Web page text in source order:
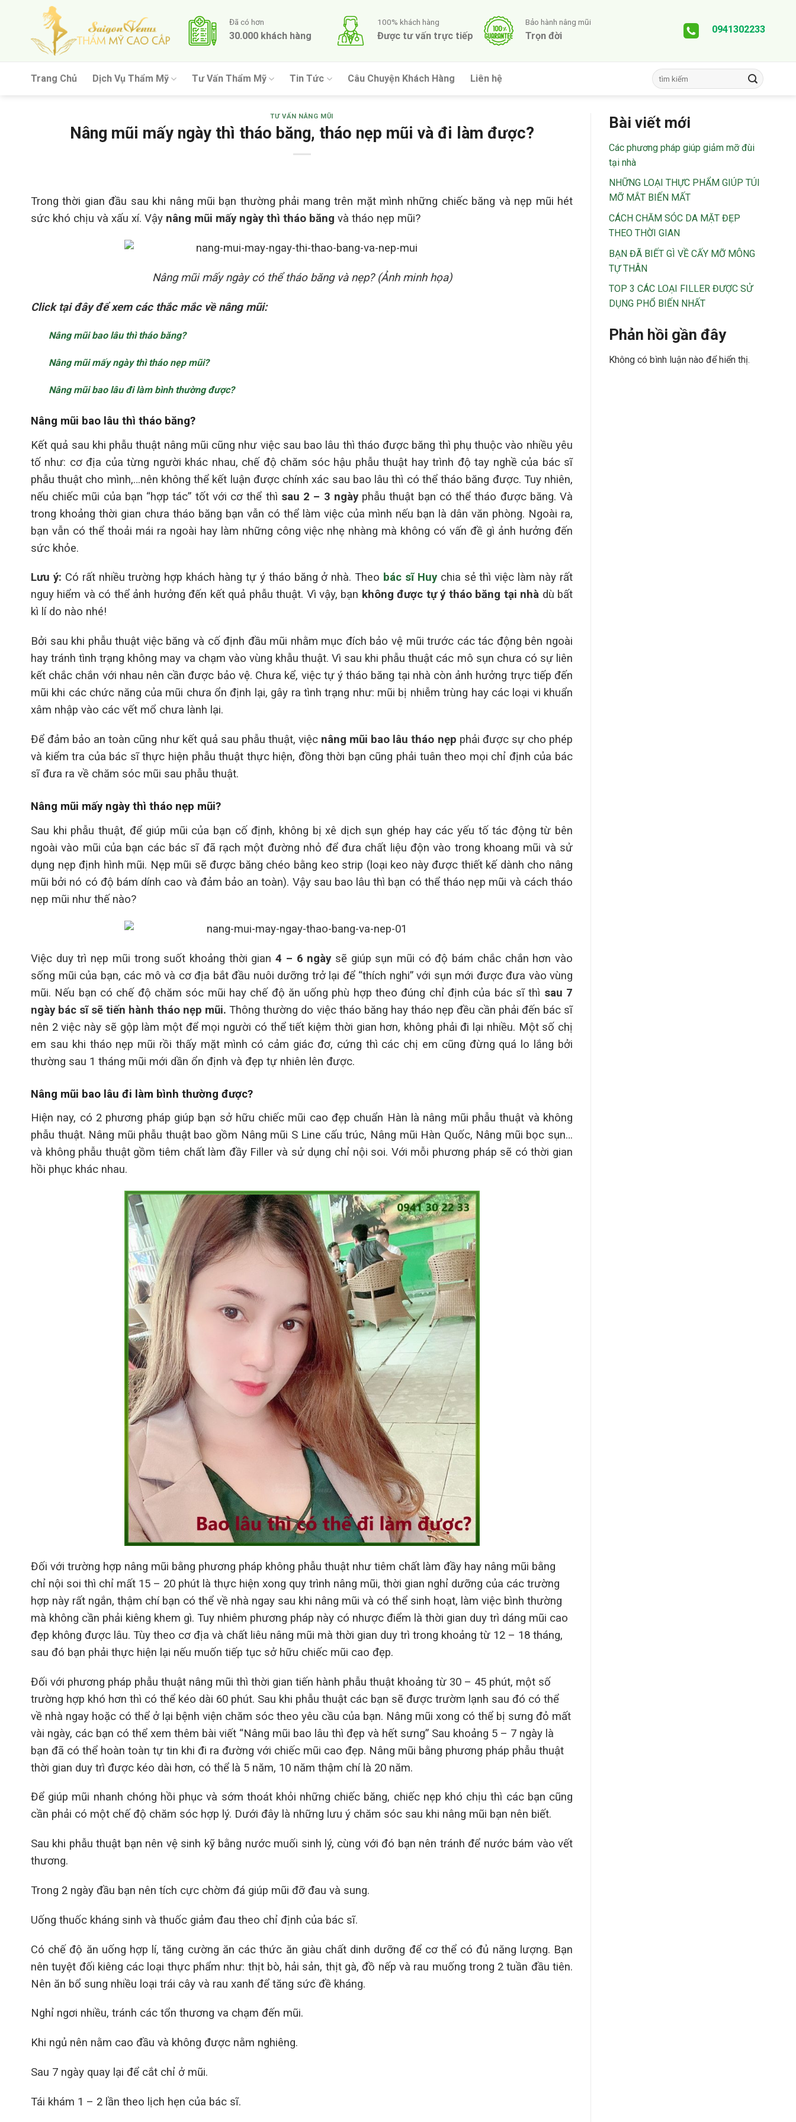
Đã có hơn
30.000 khách hàng
100% khách hàng
Được tư vấn trực tiếp
Bảo hành nâng mũi
Trọn đời
0941302233
Trang Chủ Dịch Vụ Thẩm Mỹ Tư Vấn Thẩm Mỹ Tin Tức Câu Chuyện Khách Hàng Liên hệ
TƯ VẤN NÂNG MŨI
Nâng mũi mấy ngày thì tháo băng, tháo nẹp mũi và đi làm được?
Trong thời gian đầu sau khi nâng mũi bạn thường phải mang trên mặt mình những chiếc băng và nẹp mũi hét
sức khó chịu và xấu xí. Vậy nâng mũi mấy ngày thì tháo băng và tháo nẹp mũi?
Nâng mũi mấy ngày có thể tháo băng và nẹp? (Ảnh minh họa)
Click tại đây để xem các thắc mắc về nâng mũi:
Nâng mũi bao lâu thì tháo băng?
Nâng mũi mấy ngày thì tháo nẹp mũi?
Nâng mũi bao lâu đi làm bình thường được?
Nâng mũi bao lâu thì tháo băng?
Kết quả sau khi phẫu thuật nâng mũi cũng như việc sau bao lâu thì tháo được băng thì phụ thuộc vào nhiều yêu
tố như: cơ địa của từng người khác nhau, chế độ chăm sóc hậu phẫu thuật hay trình độ tay nghề của bác sĩ
phẫu thuật cho mình,…nên không thể kết luận được chính xác sau bao lâu thì có thể tháo băng được. Tuy nhiên,
nếu chiếc mũi của bạn “hợp tác” tốt với cơ thể thì sau 2 – 3 ngàyphẫu thuật bạn có thể tháo được băng. Và
trong khoảng thời gian chưa tháo băng bạn vẫn có thể làm việc của mình nếu bạn là dân văn phòng. Ngoài ra,
bạn vẫn có thể thoải mái ra ngoài hay làm những công việc nhẹ nhàng mà không có vấn đề gì ảnh hưởng đến
sức khỏe.
Lưu ý: Có rất nhiều trường hợp khách hàng tự ý tháo băng ở nhà. Theo bác sĩ Huychia sẻ thì việc làm này rất
nguy hiểm và có thể ảnh hưởng đến kết quả phẫu thuật. Vì vậy, bạn không được tự ý tháo băng tại nhà dù bất
kì lí do nào nhé!
Bởi sau khi phẫu thuật việc băng và cố định đầu mũi nhằm mục đích bảo vệ mũi trước các tác động bên ngoài
hay tránh tình trạng không may va chạm vào vùng khẫu thuật. Vì sau khi phẫu thuật các mô sụn chưa có sự liên
kết chắc chắn với nhau nên cần được bảo vệ. Chưa kể, việc tự ý tháo băng tại nhà còn ảnh hưởng trực tiếp đến
mũi khi các chức năng của mũi chưa ổn định lại, gây ra tình trạng như: mũi bị nhiễm trùng hay các loại vi khuẩn
xâm nhập vào các vết mổ chưa lành lại.
Để đảm bảo an toàn cũng như kết quả sau phẫu thuật, việc nâng mũi bao lâu tháo nẹp phải được sự cho phép
và kiểm tra của bác sĩ thực hiện phẫu thuật thực hiện, đồng thời bạn cũng phải tuân theo mọi chỉ định của bác
sĩ đưa ra về chăm sóc mũi sau phẫu thuật.
Nâng mũi mấy ngày thì tháo nẹp mũi?
Sau khi phẫu thuật, để giúp mũi của bạn cố định, không bị xê dịch sụn ghép hay các yếu tố tác động từ bên
ngoài vào mũi của bạn các bác sĩ đã rạch một đường nhỏ để đưa chất liệu độn vào trong khoang mũi và sử
dụng nẹp định hình mũi. Nẹp mũi sẽ được băng chéo bằng keo strip (loại keo này được thiết kế dành cho nâng
mũi bởi nó có độ bám dính cao và đảm bảo an toàn). Vậy sau bao lâu thì bạn có thể tháo nẹp mũi và cách tháo
nẹp mũi như thế nào?
Việc duy trì nẹp mũi trong suốt khoảng thời gian4 – 6 ngày sẽ giúp sụn mũi có độ bám chắc chắn hơn vào
sống mũi của bạn, các mô và cơ địa bắt đầu nuôi dưỡng trở lại để “thích nghi” với sụn mới được đưa vào vùng
mũi. Nếu bạn có chế độ chăm sóc mũi hay chế độ ăn uống phù hợp theo đúng chỉ định của bác sĩ thì sau 7
ngày bác sĩ sẽ tiến hành tháo nẹp mũi. Thông thường do việc tháo băng hay tháo nẹp đều cần phải đến bác sĩ
nên 2 việc này sẽ gộp làm một để mọi người có thể tiết kiệm thời gian hơn, không phải đi lại nhiều. Một số chị
em sau khi tháo nẹp mũi rồi thấy mặt mình có cảm giác đơ, cứng thì các chị em cũng đừng quá lo lắng bởi
thường sau 1 tháng mũi mới dần ổn định và đẹp tự nhiên lên được.
Nâng mũi bao lâu đi làm bình thường được?
Hiện nay, có 2 phương pháp giúp bạn sở hữu chiếc mũi cao đẹp chuẩn Hàn là nâng mũi phẫu thuật và không
phẫu thuật. Nâng mũi phẫu thuật bao gồm Nâng mũi S Line cấu trúc, Nâng mũi Hàn Quốc, Nâng mũi bọc sụn…
và không phẫu thuật gồm tiêm chất làm đầy Filler và sử dụng chỉ nội soi. Với mỗi phương pháp sẽ có thời gian
hồi phục khác nhau.
Đối với trường hợp nâng mũi bằng phương pháp không phẫu thuật như tiêm chất làm đầy hay nâng mũi bằng
chỉ nội soi thì chỉ mất 15 – 20 phút là thực hiện xong quy trình nâng mũi, thời gian nghỉ dưỡng của các trường
hợp này rất ngắn, thậm chí bạn có thể về nhà ngay sau khi nâng mũi và có thể sinh hoạt, làm việc bình thường
mà không cần phải kiêng khem gì. Tuy nhiêm phương pháp này có nhược điểm là thời gian duy trì dáng mũi cao
đẹp không được lâu. Tùy theo cơ địa và chất liêu nâng mũi mà thời gian duy trì trong khoảng từ 12 – 18 tháng,
sau đó bạn phải thực hiện lại nếu muốn tiếp tục sở hữu chiếc mũi cao đẹp.
Đối với phương pháp phẫu thuật nâng mũi thì thời gian tiến hành phẫu thuật khoảng từ 30 – 45 phút, một số
trường hợp khó hơn thì có thể kéo dài 60 phút. Sau khi phẫu thuật các bạn sẽ được trườm lạnh sau đó có thể
về nhà ngay hoặc có thể ở lại bệnh viện chăm sóc theo yêu cầu của bạn. Nâng mũi xong có thể bị sưng đỏ mất
vài ngày, các bạn có thể xem thêm bài viết “Nâng mũi bao lâu thì đẹp và hết sưng” Sau khoảng 5 – 7 ngày là
bạn đã có thể hoàn toàn tự tin khi đi ra đường với chiếc mũi cao đẹp. Nâng mũi bằng phương pháp phẫu thuật
thời gian duy trì được kéo dài hơn, có thể là 5 năm, 10 năm thậm chí là 20 năm.
Để giúp mũi nhanh chóng hồi phục và sớm thoát khỏi những chiếc băng, chiếc nẹp khó chịu thì các bạn cũng
cần phải có một chế độ chăm sóc hợp lý. Dưới đây là những lưu ý chăm sóc sau khi nâng mũi bạn nên biết.
Sau khi phẫu thuật bạn nên vệ sinh kỹ bằng nước muối sinh lý, cùng với đó bạn nên tránh để nước bám vào vết
thương.
Trong 2 ngày đầu bạn nên tích cực chờm đá giúp mũi đỡ đau và sung.
Uống thuốc kháng sinh và thuốc giảm đau theo chỉ định của bác sĩ.
Có chế độ ăn uống hợp lí, tăng cường ăn các thức ăn giàu chất dinh dưỡng để cơ thể có đủ năng lượng. Bạn
nên tuyệt đối kiêng các loại thực phẩm như: thịt bò, hải sản, thịt gà, đồ nếp và rau muống trong 2 tuần đầu tiên.
Nên ăn bổ sung nhiều loại trái cây và rau xanh để tăng sức đề kháng.
Nghỉ ngơi nhiều, tránh các tổn thương va chạm đến mũi.
Khi ngủ nên nằm cao đầu và không được nằm nghiêng.
Sau 7 ngày quay lại để cắt chỉ ở mũi.
Tái khám 1 – 2 lần theo lịch hẹn của bác sĩ.
Bài viết mới
Các phương pháp giúp giảm mỡ đùi
tại nhà
NHỮNG LOẠI THỰC PHẨM GIÚP TÚI
MỠ MẮT BIẾN MẤT
CÁCH CHĂM SÓC DA MẶT ĐẸP
THEO THỜI GIAN
BẠN ĐÃ BIẾT GÌ VỀ CẤY MỠ MÔNG
TỰ THÂN
TOP 3 CÁC LOẠI FILLER ĐƯỢC SỬ
DỤNG PHỔ BIẾN NHẤT
Phản hồi gần đây
Không có bình luận nào để hiển thị.